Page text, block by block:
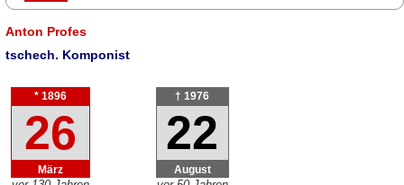
Anton Profes
tschech. Komponist
* 1896
26
März
† 1976
22
August